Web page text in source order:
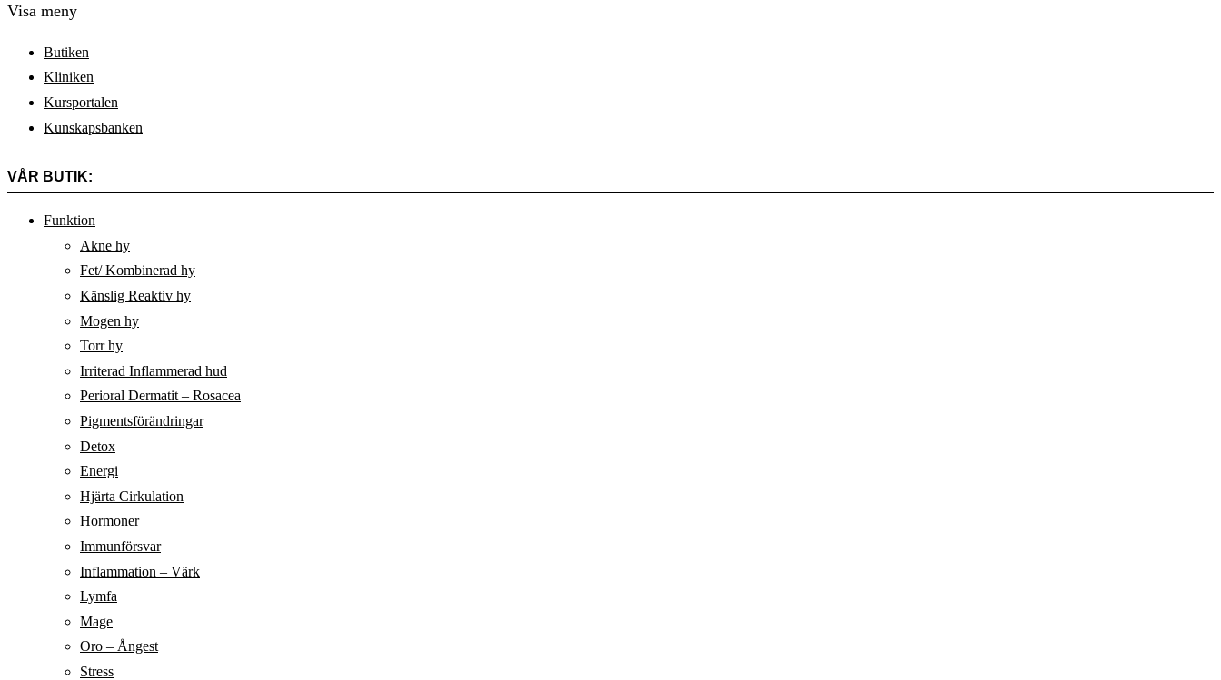
Visa meny
Butiken
Kliniken
Kursportalen
Kunskapsbanken
VÅR BUTIK:
Funktion
Akne hy
Fet/ Kombinerad hy
Känslig Reaktiv hy
Mogen hy
Torr hy
Irriterad Inflammerad hud
Perioral Dermatit – Rosacea
Pigmentsförändringar
Detox
Energi
Hjärta Cirkulation
Hormoner
Immunförsvar
Inflammation – Värk
Lymfa
Mage
Oro – Ångest
Stress